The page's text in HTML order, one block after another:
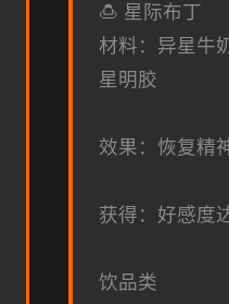
🍮 星际布丁
材料：异星牛
星明胶
效果：恢复精
获得：好感度
饮品类